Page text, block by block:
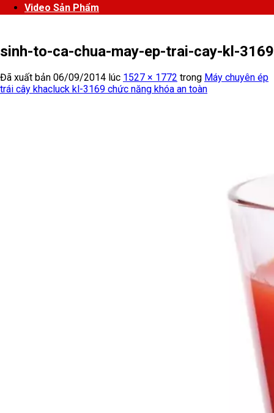
Video Sản Phẩm
sinh-to-ca-chua-may-ep-trai-cay-kl-3169
Đã xuất bản 06/09/2014 lúc 1527 × 1772 trong Máy chuyên ép
trái cây khacluck kl-3169 chức năng khóa an toàn